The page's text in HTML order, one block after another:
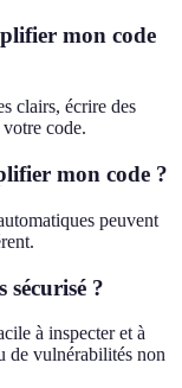
mon code
clairs, écrire des
code.
mon code ?
peuvent
?
à inspecter et à
de vulnérabilités non